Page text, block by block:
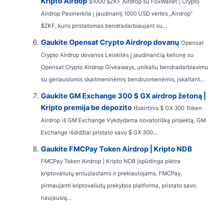
$1000 $ZKF Airdrop su FoxWallet | Crypto
Airdrop Pasinerkite į jaudinantį 1000 USD vertės „Airdrop“
$ZKF, kuris pristatomas bendradarbiaujant su...
Gaukite Opensat Crypto Airdrop dovanų Opensat
Crypto Airdrop dovanos Leiskitės į jaudinančią kelionę su
Opensat Crypto Airdrop Giveaways, unikaliu bendradarbiavimu
su geriausiomis skaitmeninėmis bendruomenėmis, įskaitant...
Gaukite GM Exchange 300 $ GX airdrop žetoną |
Kripto premija be depozito Išskirtinis $ GX 300 Token
Airdrop iš GM Exchange Vykdydama novatorišką projektą, GM
Exchange išdidžiai pristato savo $ GX 300...
Gaukite FMCPay Token Airdrop | Kripto NDB
FMCPay Token Airdrop | Kripto NDB Įspūdinga plėtra
kriptovaliutų entuziastams ir prekiautojams, FMCPay,
pirmaujanti kriptovaliutų prekybos platforma, pristato savo
naujausią...